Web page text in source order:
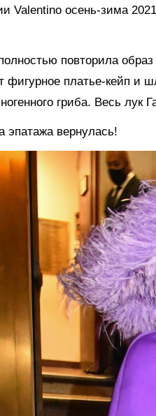
Valentino осень-зима
повторила
фигурное платье-кейп и
гриба. Весь лук
эпатажа вернулась!